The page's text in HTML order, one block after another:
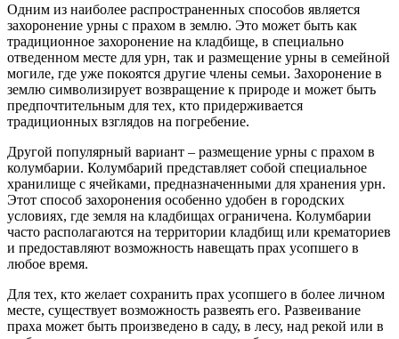
Одним из наиболее распространенных способов является
захоронение урны с прахом в землю. Это может быть как
традиционное захоронение на кладбище, в специально
отведенном месте для урн, так и размещение урны в семейной
могиле, где уже покоятся другие члены семьи. Захоронение в
землю символизирует возвращение к природе и может быть
предпочтительным для тех, кто придерживается
традиционных взглядов на погребение.
Другой популярный вариант – размещение урны с прахом в
колумбарии. Колумбарий представляет собой специальное
хранилище с ячейками, предназначенными для хранения урн.
Этот способ захоронения особенно удобен в городских
условиях, где земля на кладбищах ограничена. Колумбарии
часто располагаются на территории кладбищ или крематориев
и предоставляют возможность навещать прах усопшего в
любое время.
Для тех, кто желает сохранить прах усопшего в более личном
месте, существует возможность развеять его. Развеивание
праха может быть произведено в саду, в лесу, над рекой или в